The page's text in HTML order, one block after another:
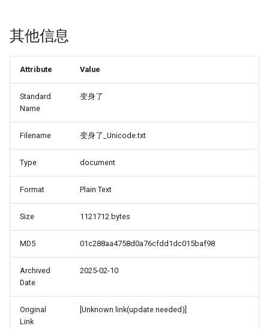
其他信息
Attribute Value
Standard
Name
变身了
Filename 变身了_Unicode.txt
Type document
Format Plain Text
Size 1121712 bytes
MD5 01c288aa4758d0a76cfdd1dc015baf98
Archived
Date
2025-02-10
Original
Link
[Unknown link(update needed)]